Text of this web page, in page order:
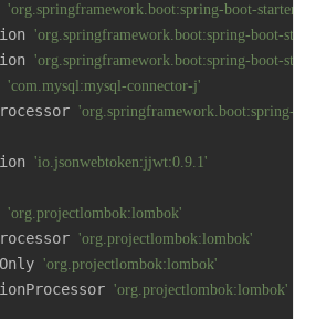
'org.springframework.boot:spring-boot-starter-
'org.springframework.boot:spring-boot-
'org.springframework.boot:spring-boot-
'com.mysql:mysql-connector-j'
'org.springframework.boot:spring-
'io.jsonwebtoken:jjwt:0.9.1'
'org.projectlombok:lombok'
'org.projectlombok:lombok'
'org.projectlombok:lombok'
'org.projectlombok:lombok'